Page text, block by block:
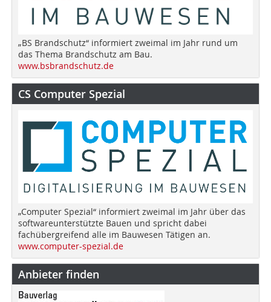
„BS Brandschutz“ informiert zweimal im Jahr rund um
das Thema Brandschutz am Bau.
www.bsbrandschutz.de
CS Computer Spezial
„Computer Spezial“ informiert zweimal im Jahr über das
softwareunterstützte Bauen und spricht dabei
fachübergreifend alle im Bauwesen Tätigen an.
www.computer-spezial.de
Anbieter finden